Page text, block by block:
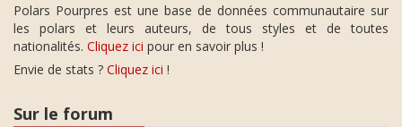
Polars Pourpres est une base de données communautaire sur
les polars et leurs auteurs, de tous styles et de toutes
nationalités. Cliquez ici pour en savoir plus !
Envie de stats ? Cliquez ici !
Sur le forum